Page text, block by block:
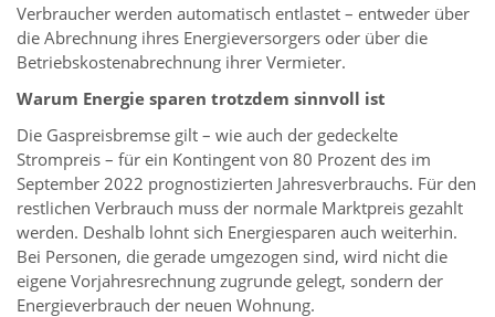
Verbraucher werden automatisch entlastet – entweder über
die Abrechnung ihres Energieversorgers oder über die
Betriebskostenabrechnung ihrer Vermieter.
Warum Energie sparen trotzdem sinnvoll ist
Die Gaspreisbremse gilt – wie auch der gedeckelte
Strompreis – für ein Kontingent von 80 Prozent des im
September 2022 prognostizierten Jahresverbrauchs. Für den
restlichen Verbrauch muss der normale Marktpreis gezahlt
werden. Deshalb lohnt sich Energiesparen auch weiterhin.
Bei Personen, die gerade umgezogen sind, wird nicht die
eigene Vorjahresrechnung zugrunde gelegt, sondern der
Energieverbrauch der neuen Wohnung.